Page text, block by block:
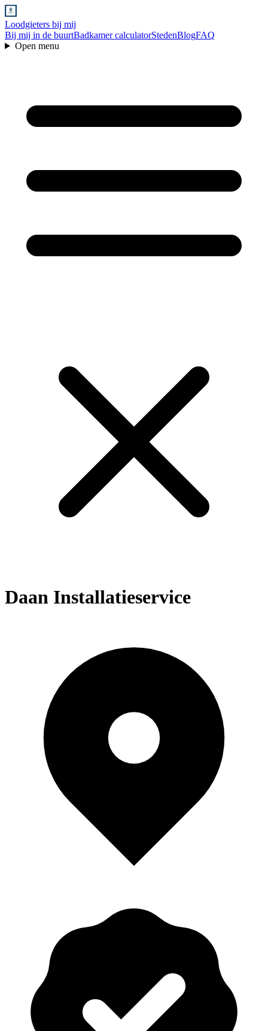
Loodgieters bij mij
Bij mij in de buurtBadkamer calculatorStedenBlogFAQ
Open menu
Daan Installatieservice